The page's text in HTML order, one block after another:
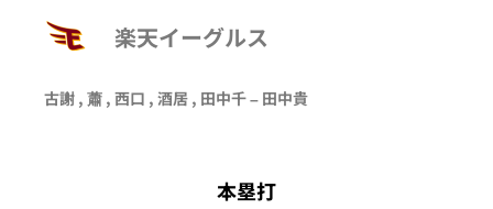
楽天イーグルス
古謝 , 蕭 , 西口 , 酒居 , 田中千– 田中貴
本塁打